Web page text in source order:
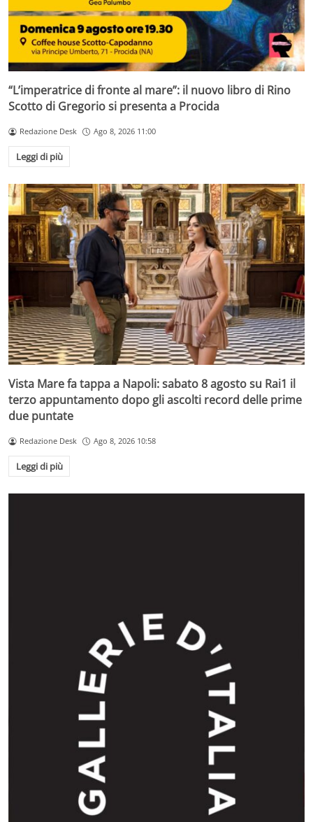
“L’imperatrice di fronte al mare”: il nuovo libro di Rino
Scotto di Gregorio si presenta a Procida
Redazione Desk Ago 8, 2026 11:00
Leggi di più
Vista Mare fa tappa a Napoli: sabato 8 agosto su Rai1 il
terzo appuntamento dopo gli ascolti record delle prime
due puntate
Redazione Desk Ago 8, 2026 10:58
Leggi di più